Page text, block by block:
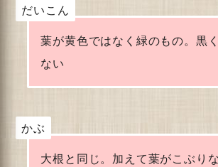
だいこん
葉が黄色ではなく緑のもの。黒
ない
かぶ
大根と同じ。加えて葉がこぶり